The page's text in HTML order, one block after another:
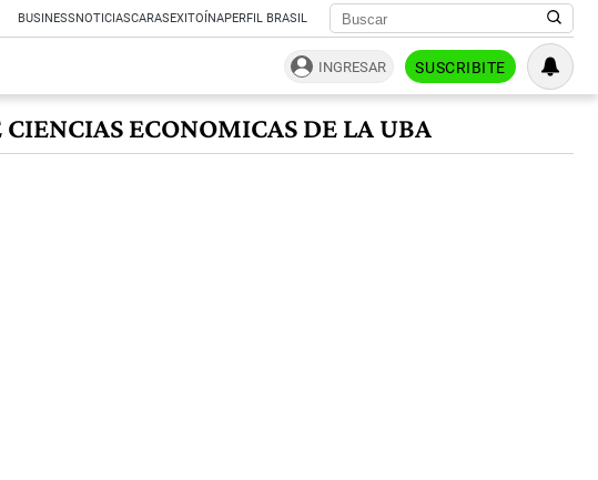
BUSINESSNOTICIASCARASEXITOÍNAPERFIL BRASIL
INGRESAR SUSCRIBITE
ECONOMICAS DE LA UBA